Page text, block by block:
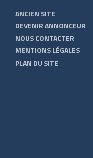
ANCIEN SITE
DEVENIR ANNONCEUR
NOUS CONTACTER
MENTIONS LÉGALES
PLAN DU SITE